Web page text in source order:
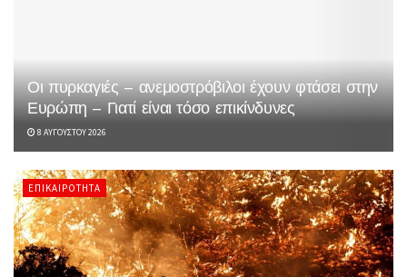
Οι πυρκαγιές – ανεμοστρόβιλοι έχουν φτάσει στην
Ευρώπη – Γιατί είναι τόσο επικίνδυνες
8 ΑΥΓΟΎΣΤΟΥ 2026
ΕΠΙΚΑΙΡΌΤΗΤΑ